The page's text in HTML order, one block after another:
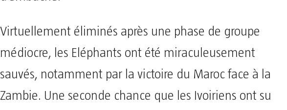
Virtuellement éliminés après une phase de groupe
médiocre, les Eléphants ont été miraculeusement
sauvés, notamment par la victoire du Maroc face à la
Zambie. Une seconde chance que les Ivoiriens ont su